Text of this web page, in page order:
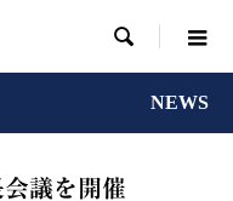

NEWS
議を開催